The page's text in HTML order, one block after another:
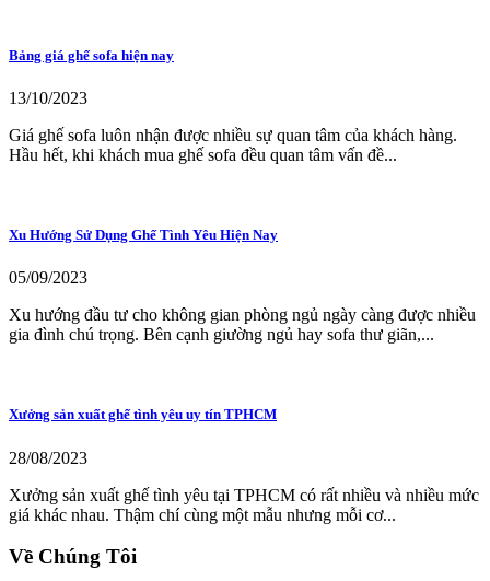
Bảng giá ghế sofa hiện nay
13/10/2023
Giá ghế sofa luôn nhận được nhiều sự quan tâm của khách hàng.
Hầu hết, khi khách mua ghế sofa đều quan tâm vấn đề...
Xu Hướng Sử Dụng Ghế Tình Yêu Hiện Nay
05/09/2023
Xu hướng đầu tư cho không gian phòng ngủ ngày càng được nhiều
gia đình chú trọng. Bên cạnh giường ngủ hay sofa thư giãn,...
Xưởng sản xuất ghế tình yêu uy tín TPHCM
28/08/2023
Xưởng sản xuất ghế tình yêu tại TPHCM có rất nhiều và nhiều mức
giá khác nhau. Thậm chí cùng một mẫu nhưng mỗi cơ...
Về Chúng Tôi